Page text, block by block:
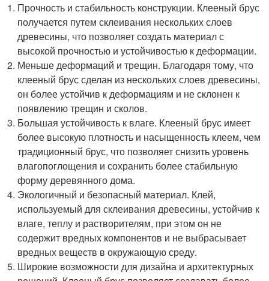
Прочность и стабильность конструкции. Клееный брус
получается путем склеивания нескольких слоев
древесины, что позволяет создать материал с
высокой прочностью и устойчивостью к деформации.
Меньше деформаций и трещин. Благодаря тому, что
клееный брус сделан из нескольких слоев древесины,
он более устойчив к деформациям и не склонен к
появлению трещин и сколов.
Большая устойчивость к влаге. Клееный брус имеет
более высокую плотность и насыщенность клеем, чем
традиционный брус, что позволяет снизить уровень
влагопоглощения и сохранить более стабильную
форму деревянного дома.
Экологичный и безопасный материал. Клей,
используемый для склеивания древесины, устойчив к
влаге, теплу и растворителям, при этом он не
содержит вредных компонентов и не выбрасывает
вредных веществ в окружающую среду.
Широкие возможности для дизайна и архитектурных